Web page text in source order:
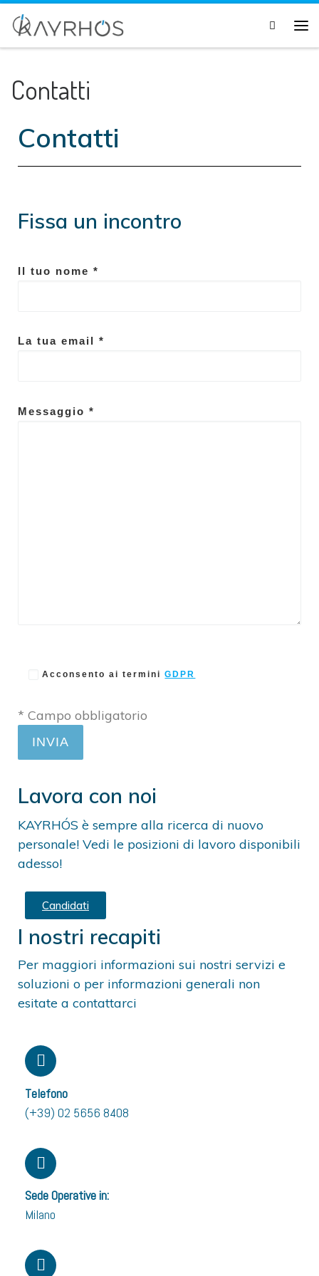
Passa al contenuto Search
Contatti
Contatti
Fissa un incontro
Il tuo nome *
La tua email *
Messaggio *
Acconsento ai terminiGDPR
* Campo obbligatorio
Lavora con noi
KAYRHÓS è sempre alla ricerca di nuovo
personale! Vedi le posizioni di lavoro disponibili
adesso!
Candidati
I nostri recapiti
Per maggiori informazioni sui nostri servizi e
soluzioni o per informazioni generali non
esitate a contattarci
Telefono
(+39) 02 5656 8408
Sede Operative in:
Milano